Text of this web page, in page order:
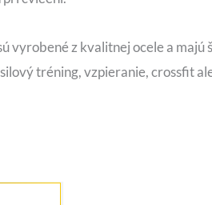
vyrobené z kvalitnej ocele a
tréning, vzpieranie, crossfit